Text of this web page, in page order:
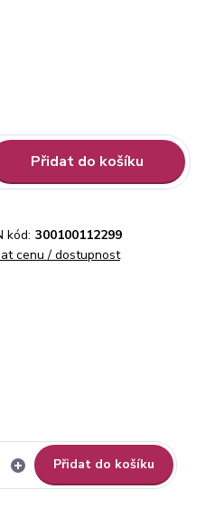
Přidat do košíku
kód: 300100112299
cenu / dostupnost
Přidat do košíku